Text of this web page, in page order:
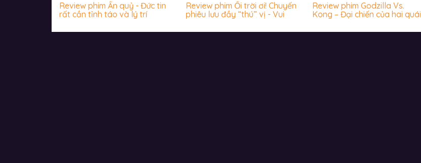
Review phim Ấn quỷ - Đức tin
rất cần tỉnh táo và lý trí
Review phim Ối trời ơi! Chuyến
phiêu lưu đầy “thú” vị - Vui
Review phim Godzilla Vs.
Kong – Đại chiến của hai quái
đất về thời đồ đá?